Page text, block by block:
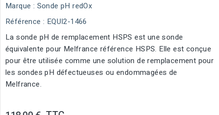
Marque : Sonde pH redOx
Référence : EQUI2-1466
La sonde pH de remplacement HSPS est une sonde
équivalente pour Melfrance référence HSPS. Elle est conçue
pour être utilisée comme une solution de remplacement pour
les sondes pH défectueuses ou endommagées de
Melfrance.